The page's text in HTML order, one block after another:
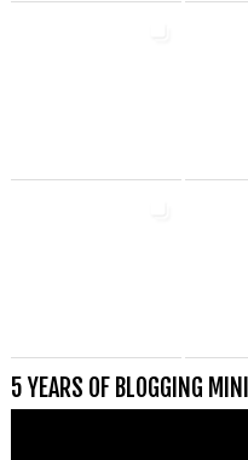
5 YEARS OF BLOGGING